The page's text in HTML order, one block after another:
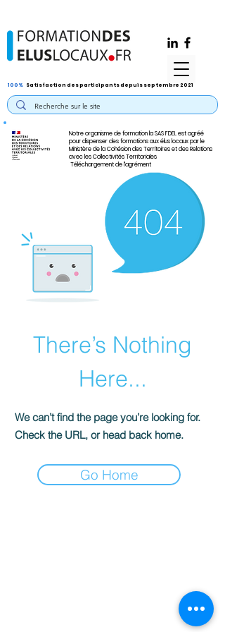
Notre organisme de formation la SAS FDEL est agréé
pour dispenser des formations aux élus locaux par le
Ministère de la Cohésion des Territoires et des Relations
avec les Collectivités Territoriales
Téléchargement de l'agrément
100% Satisfaction des participants depuis septembre 2021
There’s Nothing
Here...
We can’t find the page you’re looking for.
Check the URL, or head back home.
Go Home